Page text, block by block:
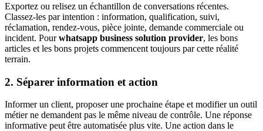
Exportez ou relisez un échantillon de conversations récentes.
Classez-les par intention : information, qualification, suivi,
réclamation, rendez-vous, pièce jointe, demande commerciale ou
incident. Pourwhatsapp business solution provider, les bons
articles et les bons projets commencent toujours par cette réalité
terrain.
2. Séparer information et action
Informer un client, proposer une prochaine étape et modifier un outil
métier ne demandent pas le même niveau de contrôle. Une réponse
informative peut être automatisée plus vite. Une action dans le